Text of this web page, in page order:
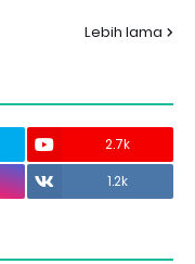
Lebih lama
2.7k
1.2k